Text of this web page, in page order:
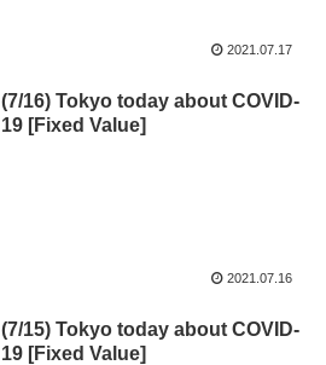
2021.07.17
(7/16) Tokyo today about COVID-
19 [Fixed Value]
2021.07.16
(7/15) Tokyo today about COVID-
19 [Fixed Value]